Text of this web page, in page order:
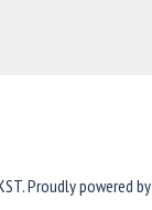
Proudly powered by